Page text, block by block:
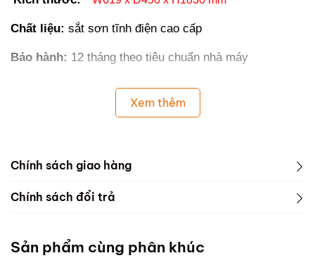
Chất liệu: sắt sơn tĩnh điện cao cấp
Bảo hành: 12 tháng theo tiêu chuẩn nhà máy
Xem thêm
Chính sách giao hàng
Chính sách đổi trả
Sản phẩm cùng phân khúc